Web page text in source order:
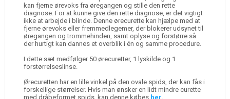
kan fjerne ørevoks fra øregangen og stille den rette
diagnose. For at kunne give den rette diagnose, er det vigtigt
ikke at arbejde i blinde. Denne ørecurette kan hjælpe med at
fjerne ørevoks eller fremmedlegemer, der blokerer udsynet til
øregangen og trommehinden, samt oplyse og forstørre så
der hurtigt kan dannes et overblik i én og samme procedure.
I dette sæt medfølger 50 ørecuretter, 1 lyskilde og 1
forstørrelseslinse.
Ørecuretten har en lille vinkel på den ovale spids, der kan fås i
forskellige størrelser. Hvis man ønsker en lidt mindre curette
med dråbeformet spids, kan denne købes her.